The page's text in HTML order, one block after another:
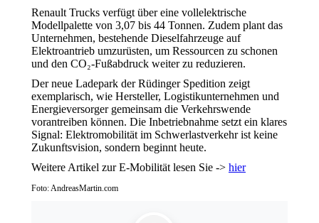
Renault Trucks verfügt über eine vollelektrische
Modellpalette von 3,07 bis 44 Tonnen. Zudem plant das
Unternehmen, bestehende Dieselfahrzeuge auf
Elektroantrieb umzurüsten, um Ressourcen zu schonen
und den CO₂-Fußabdruck weiter zu reduzieren.
Der neue Ladepark der Rüdinger Spedition zeigt
exemplarisch, wie Hersteller, Logistikunternehmen und
Energieversorger gemeinsam die Verkehrswende
vorantreiben können. Die Inbetriebnahme setzt ein klares
Signal: Elektromobilität im Schwerlastverkehr ist keine
Zukunftsvision, sondern beginnt heute.
Weitere Artikel zur E-Mobilität lesen Sie -> hier
Foto: AndreasMartin.com